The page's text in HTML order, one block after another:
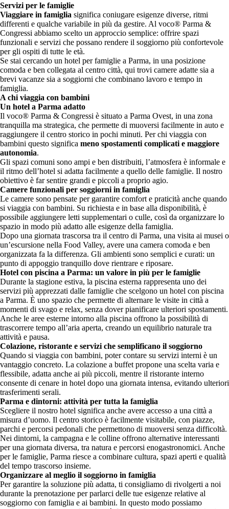
Servizi per le famiglie
Viaggiare in famiglia significa coniugare esigenze diverse, ritmi
differenti e qualche variabile in più da gestire. Al voco® Parma &
Congressi abbiamo scelto un approccio semplice: offrire spazi
funzionali e servizi che possano rendere il soggiorno più confortevole
per gli ospiti di tutte le età.
Se stai cercando un hotel per famiglie a Parma, in una posizione
comoda e ben collegata al centro città, qui trovi camere adatte sia a
brevi vacanze sia a soggiorni che combinano lavoro e tempo in
famiglia.
A chi viaggia con bambini
Un hotel a Parma adatto
Il voco® Parma & Congressi è situato a Parma Ovest, in una zona
tranquilla ma strategica, che permette di muoversi facilmente in auto e
raggiungere il centro storico in pochi minuti. Per chi viaggia con
bambini questo significa meno spostamenti complicati e maggiore
autonomia.
Gli spazi comuni sono ampi e ben distribuiti, l’atmosfera è informale e
il ritmo dell’hotel si adatta facilmente a quello delle famiglie. Il nostro
obiettivo è far sentire grandi e piccoli a proprio agio.
Camere funzionali per soggiorni in famiglia
Le camere sono pensate per garantire comfort e praticità anche quando
si viaggia con bambini. Su richiesta e in base alla disponibilità, è
possibile aggiungere letti supplementari o culle, così da organizzare lo
spazio in modo più adatto alle esigenze della famiglia.
Dopo una giornata trascorsa tra il centro di Parma, una visita ai musei o
un’escursione nella Food Valley, avere una camera comoda e ben
organizzata fa la differenza. Gli ambienti sono semplici e curati: un
punto di appoggio tranquillo dove rientrare e riposare.
Hotel con piscina a Parma: un valore in più per le famiglie
Durante la stagione estiva, la piscina esterna rappresenta uno dei
servizi più apprezzati dalle famiglie che scelgono un hotel con piscina
a Parma. È uno spazio che permette di alternare le visite in città a
momenti di svago e relax, senza dover pianificare ulteriori spostamenti.
Anche le aree esterne intorno alla piscina offrono la possibilità di
trascorrere tempo all’aria aperta, creando un equilibrio naturale tra
attività e pausa.
Colazione, ristorante e servizi che semplificano il soggiorno
Quando si viaggia con bambini, poter contare su servizi interni è un
vantaggio concreto. La colazione a buffet propone una scelta varia e
flessibile, adatta anche ai più piccoli, mentre il ristorante interno
consente di cenare in hotel dopo una giornata intensa, evitando ulteriori
trasferimenti serali.
Parma e dintorni: attività per tutta la famiglia
Scegliere il nostro hotel significa anche avere accesso a una città a
misura d’uomo. Il centro storico è facilmente visitabile, con piazze,
parchi e percorsi pedonali che permettono di muoversi senza difficoltà.
Nei dintorni, la campagna e le colline offrono alternative interessanti
per una giornata diversa, tra natura e percorsi enogastronomici. Anche
per le famiglie, Parma riesce a combinare cultura, spazi aperti e qualità
del tempo trascorso insieme.
Organizzare al meglio il soggiorno in famiglia
Per garantire la soluzione più adatta, ti consigliamo di rivolgerti a noi
durante la prenotazione per parlarci delle tue esigenze relative al
soggiorno con famiglia e ai bambini. In questo modo possiamo